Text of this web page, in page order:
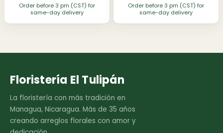
Order before 3 pm (CST) for
same-day delivery
Order before 3 pm (CST) for
same-day delivery
Floristería El Tulipán
La floristería con más tradición en
Managua, Nicaragua. Más de 35 años
creando arreglos florales con amor y